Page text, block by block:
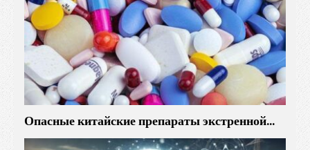
Опасные китайские препараты экстренной…